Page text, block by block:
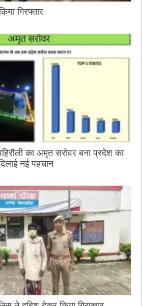
गिरफ्तार
का अमृत सरोवर बना प्रदेश का
नई पहचान